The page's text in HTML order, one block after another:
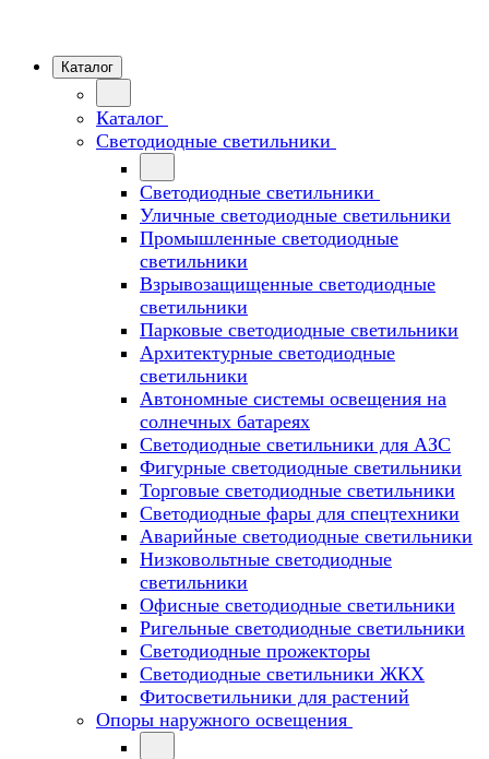
Каталог
Каталог
Светодиодные светильники
Светодиодные светильники
Уличные светодиодные светильники
Промышленные светодиодные
светильники
Взрывозащищенные светодиодные
светильники
Парковые светодиодные светильники
Архитектурные светодиодные
светильники
Автономные системы освещения на
солнечных батареях
Светодиодные светильники для АЗС
Фигурные светодиодные светильники
Торговые светодиодные светильники
Cветодиодные фары для спецтехники
Аварийные светодиодные светильники
Низковольтные светодиодные
светильники
Офисные светодиодные светильники
Ригельные светодиодные светильники
Светодиодные прожекторы
Светодиодные светильники ЖКХ
Фитосветильники для растений
Опоры наружного освещения